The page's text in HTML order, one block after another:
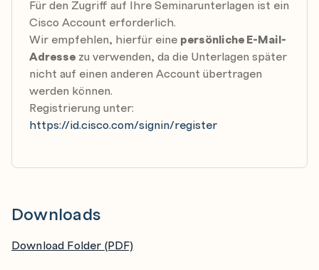
Für den Zugriff auf Ihre Seminarunterlagen ist ein
Cisco Account erforderlich.
Wir empfehlen, hierfür eine persönliche E-Mail-
Adresse zu verwenden, da die Unterlagen später
nicht auf einen anderen Account übertragen
werden können.
Registrierung unter:
https://id.cisco.com/signin/register
Downloads
Download Folder (PDF)